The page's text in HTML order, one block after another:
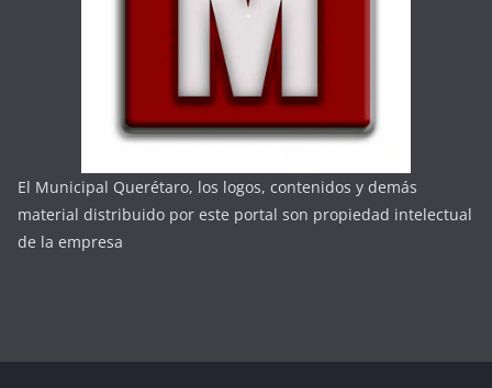
El Municipal Querétaro, los logos, contenidos y demás
material distribuido por este portal son propiedad intelectual
de la empresa